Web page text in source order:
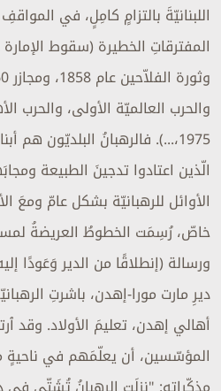
اللبنانيّةَ بالتزامٍ كامِلٍ، في
والحرب العالميّة الأولى، والحرب
1975،...). فالرهبانُ البلديّون هم
الّذين اعتادوا تدجينَ الطبيعة
الأوائل للرهبانيّة بشكل عامّ ومعَ
خاصّ، رُسِمَت الخطوطُ العريضةُ
ديرِ مارت مورا-إهدن، باشرتِ
أهالي إهدن، تعليمَ الأولاد. وقد
المؤسّسين، أن يعلّمَهم في ناحيةٍ